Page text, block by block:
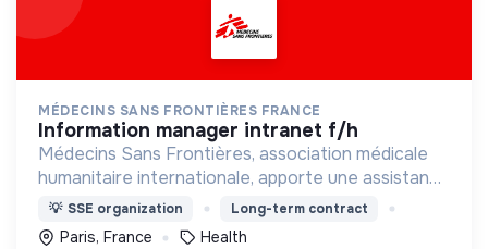
MÉDECINS SANS FRONTIÈRES FRANCE
information manager intranet f/h
Médecins Sans Frontières, association médicale
humanitaire internationale, apporte une assistance
médicale à des populations dont la vie est
menacée.
💡 SSE organization Long-term contract
Paris, France Health